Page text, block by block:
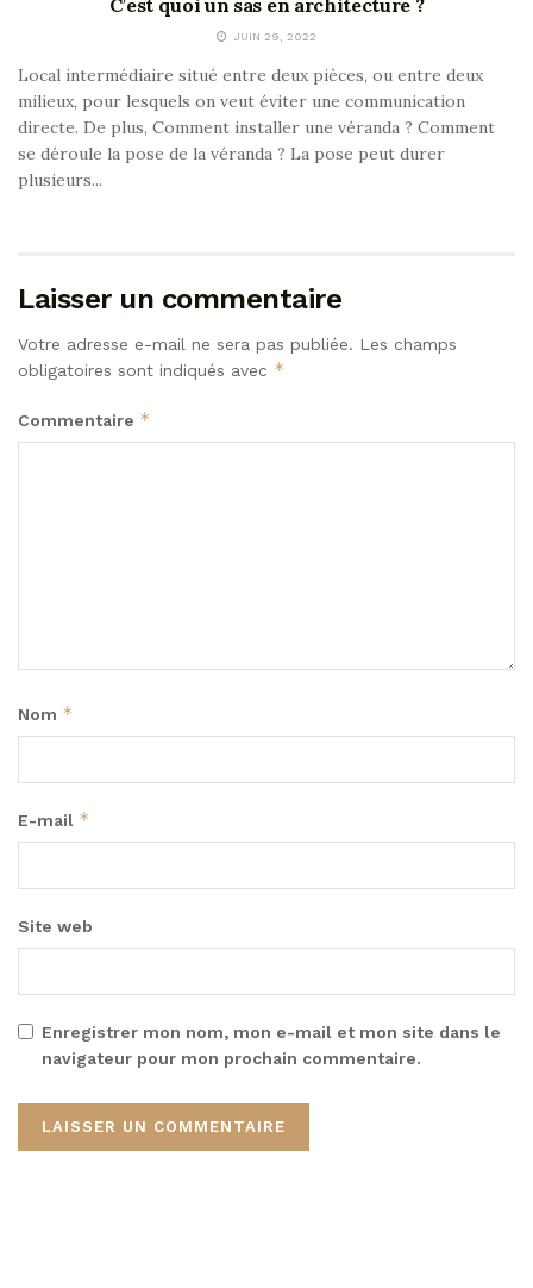
JUIN 29, 2022
Local intermédiaire situé entre deux pièces, ou entre deux
milieux, pour lesquels on veut éviter une communication
directe. De plus, Comment installer une véranda ? Comment
se déroule la pose de la véranda ? La pose peut durer
plusieurs...
Laisser un commentaire
Votre adresse e-mail ne sera pas publiée. Les champs
obligatoires sont indiqués avec *
Commentaire *
Nom *
E-mail *
Site web
Enregistrer mon nom, mon e-mail et mon site dans le
navigateur pour mon prochain commentaire.